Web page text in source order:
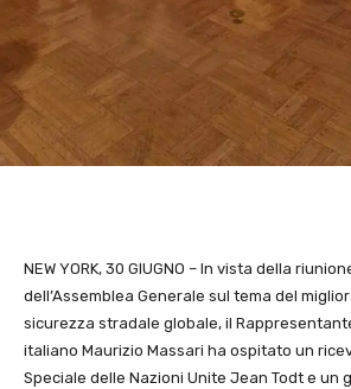
NEW YORK, 30 GIUGNO – In vista della
dell’Assemblea Generale sul tema del
sicurezza stradale globale, il
italiano Maurizio Massari ha ospitato un
Speciale delle Nazioni Unite Jean Todt e un